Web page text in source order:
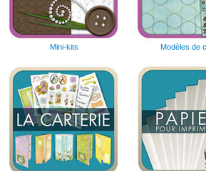
Mini-kits Modèles de